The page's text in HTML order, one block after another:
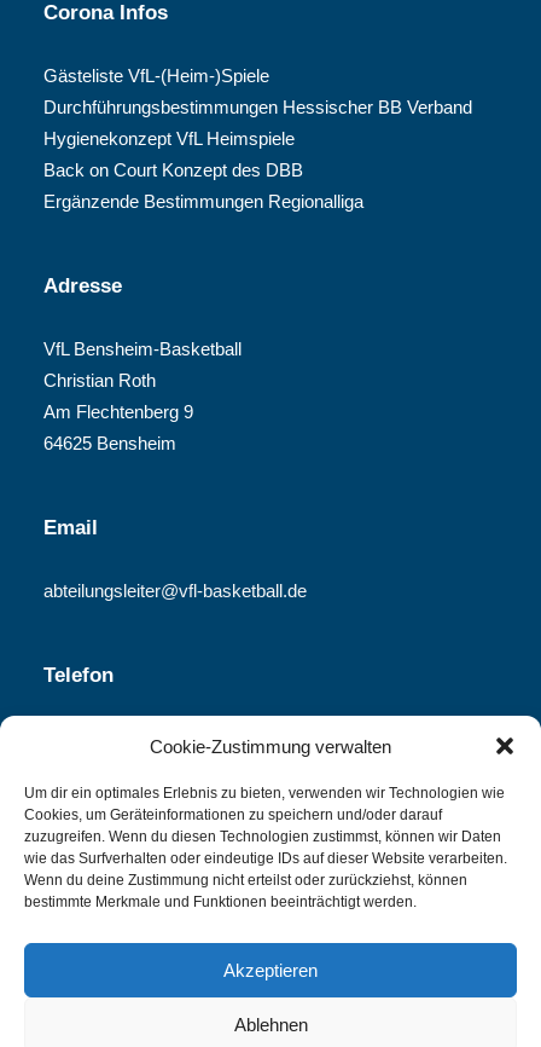
Cookie-Zustimmung verwalten
Um dir ein optimales Erlebnis zu bieten, verwenden wir Technologien wie
Cookies, um Geräteinformationen zu speichern und/oder darauf
zuzugreifen. Wenn du diesen Technologien zustimmst, können wir Daten
wie das Surfverhalten oder eindeutige IDs auf dieser Website verarbeiten.
Wenn du deine Zustimmung nicht erteilst oder zurückziehst, können
bestimmte Merkmale und Funktionen beeinträchtigt werden.
Akzeptieren
Ablehnen
Corona Infos
Gästeliste VfL-(Heim-)Spiele
Durchführungsbestimmungen Hessischer BB Verband
Hygienekonzept VfL Heimspiele
Back on Court Konzept des DBB
Ergänzende Bestimmungen Regionalliga
Adresse
VfL Bensheim-Basketball
Christian Roth
Am Flechtenberg 9
64625 Bensheim
Email
abteilungsleiter@vfl-basketball.de
Telefon
06251-840 340
Spielplan
PDF Download